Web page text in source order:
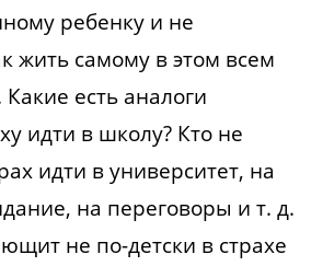
ребенку и не
жить самому в этом всем
есть аналоги
идти в школу? Кто не
идти в университет, на
на переговоры и т. д.
не по-детски в страхе